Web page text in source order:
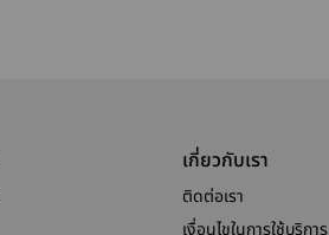
เกี่ยวกับเรา
ติดต่อเรา